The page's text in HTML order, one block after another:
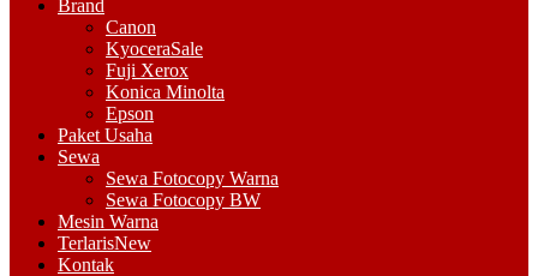
Brand
Canon
KyoceraSale
Fuji Xerox
Konica Minolta
Epson
Paket Usaha
Sewa
Sewa Fotocopy Warna
Sewa Fotocopy BW
Mesin Warna
TerlarisNew
Kontak